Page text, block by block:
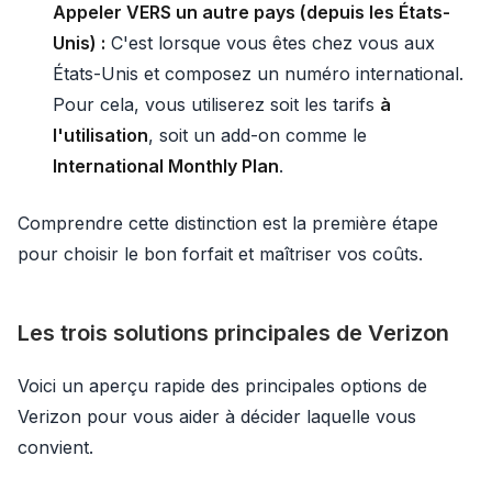
Appeler VERS un autre pays (depuis les États-
Unis) : C'est lorsque vous êtes chez vous aux
États-Unis et composez un numéro international.
Pour cela, vous utiliserez soit les tarifs à
l'utilisation, soit un add-on comme le
International Monthly Plan.
Comprendre cette distinction est la première étape
pour choisir le bon forfait et maîtriser vos coûts.
Les trois solutions principales de Verizon
Voici un aperçu rapide des principales options de
Verizon pour vous aider à décider laquelle vous
convient.